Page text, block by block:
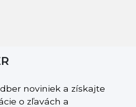
noviniek a získajte
o zľavách a